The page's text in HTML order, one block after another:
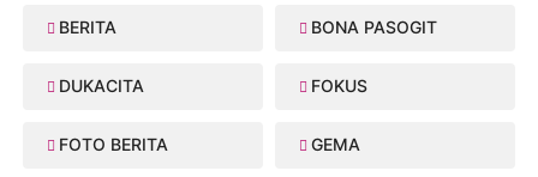
BERITA BONA PASOGIT
DUKACITA FOKUS
FOTO BERITA GEMA